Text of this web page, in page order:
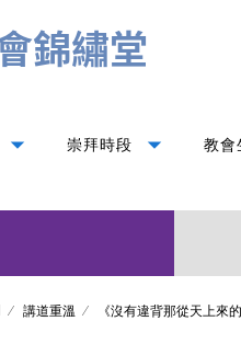
arrow_drop_down 崇拜時段 arrow_drop_down 教會
講道重溫 《沒有違背那從天上來